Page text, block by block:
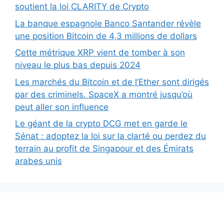
soutient la loi CLARITY de Crypto
La banque espagnole Banco Santander révèle
une position Bitcoin de 4,3 millions de dollars
Cette métrique XRP vient de tomber à son
niveau le plus bas depuis 2024
Les marchés du Bitcoin et de l’Ether sont dirigés
par des criminels. SpaceX a montré jusqu’où
peut aller son influence
Le géant de la crypto DCG met en garde le
Sénat : adoptez la loi sur la clarté ou perdez du
terrain au profit de Singapour et des Émirats
arabes unis